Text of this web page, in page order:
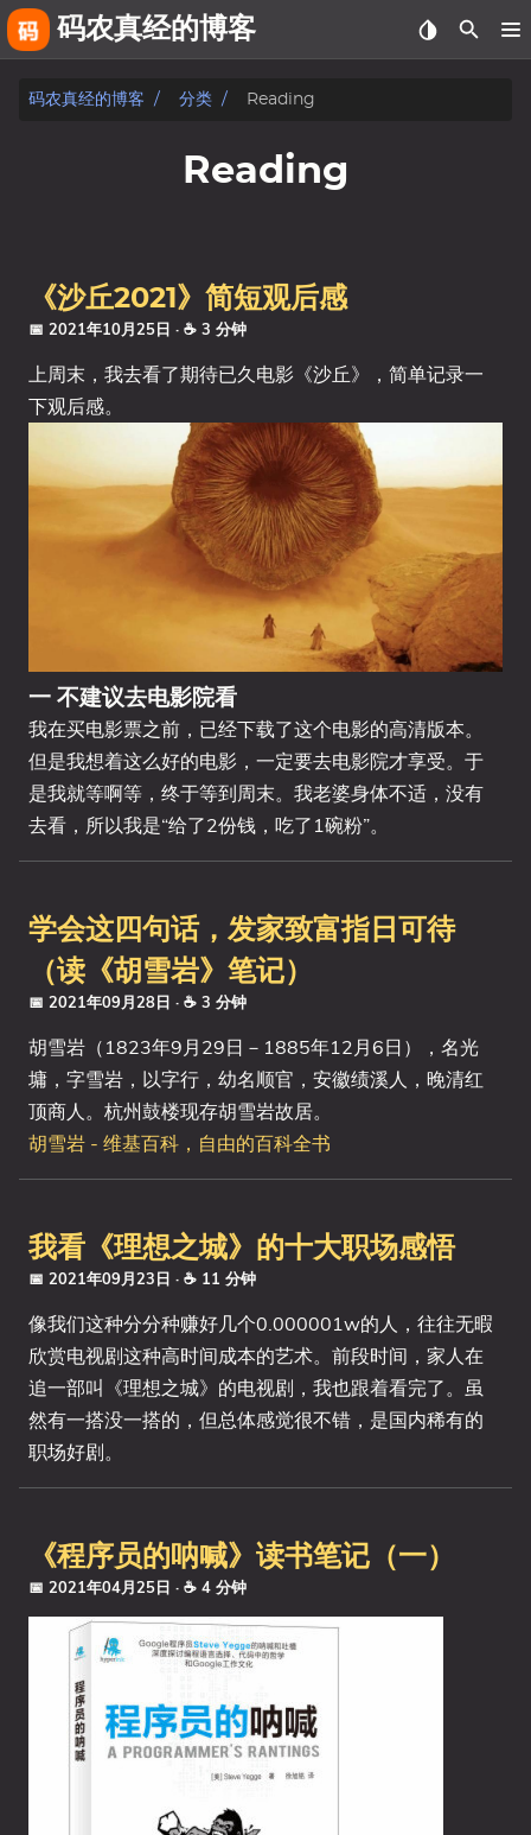
码农真经的博客
关于
文章
标签
分类
系列
码农真经的博客 分类 Reading
Reading
《沙丘2021》简短观后感
📅 2021年10月25日 · ☕ 3 分钟
上周末，我去看了期待已久电影《沙丘》，简单记录一
下观后感。
一 不建议去电影院看
我在买电影票之前，已经下载了这个电影的高清版本。
但是我想着这么好的电影，一定要去电影院才享受。于
是我就等啊等，终于等到周末。我老婆身体不适，没有
去看，所以我是“给了2份钱，吃了1碗粉”。
学会这四句话，发家致富指日可待
（读《胡雪岩》笔记）
📅 2021年09月28日 · ☕ 3 分钟
胡雪岩（1823年9月29日－1885年12月6日），名光
墉，字雪岩，以字行，幼名顺官，安徽绩溪人，晚清红
顶商人。杭州鼓楼现存胡雪岩故居。
胡雪岩 - 维基百科，自由的百科全书
我看《理想之城》的十大职场感悟
📅 2021年09月23日 · ☕ 11 分钟
像我们这种分分种赚好几个0.000001w的人，往往无暇
欣赏电视剧这种高时间成本的艺术。前段时间，家人在
追一部叫《理想之城》的电视剧，我也跟着看完了。虽
然有一搭没一搭的，但总体感觉很不错，是国内稀有的
职场好剧。
《程序员的呐喊》读书笔记（一）
📅 2021年04月25日 · ☕ 4 分钟